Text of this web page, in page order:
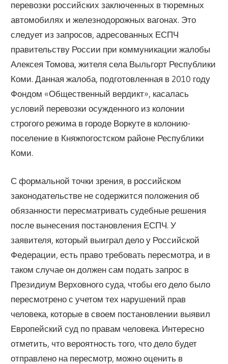
перевозки российских заключенных в тюремных
автомобилях и железнодорожных вагонах. Это
следует из запросов, адресованных ЕСПЧ
правительству России при коммуникации жалобы
Алексея Томова, жителя села Выльгорт Республики
Коми. Данная жалоба, подготовленная в 2010 году
Фондом «Общественный вердикт», касалась
условий перевозки осужденного из колонии
строгого режима в городе Воркуте в колонию-
поселение в Княжпогостском районе Республики
Коми.
С формальной точки зрения, в российском
законодательстве не содержится положения об
обязанности пересматривать судебные решения
после вынесения постановления ЕСПЧ. У
заявителя, который выиграл дело у Российской
Федерации, есть право требовать пересмотра, и в
таком случае он должен сам подать запрос в
Президиум Верховного суда, чтобы его дело было
пересмотрено с учетом тех нарушений прав
человека, которые в своем постановлении выявил
Европейский суд по правам человека. Интересно
отметить, что вероятность того, что дело будет
отправлено на пересмотр, можно оценить в